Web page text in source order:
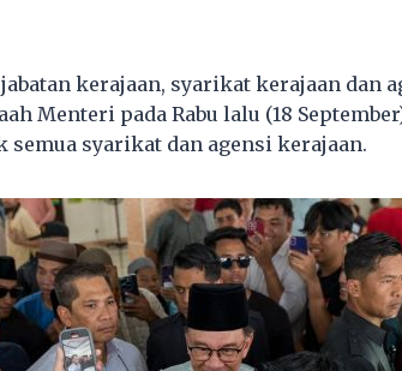
kerajaan, syarikat kerajaan dan
Menteri pada Rabu lalu (18
semua syarikat dan agensi kerajaan.